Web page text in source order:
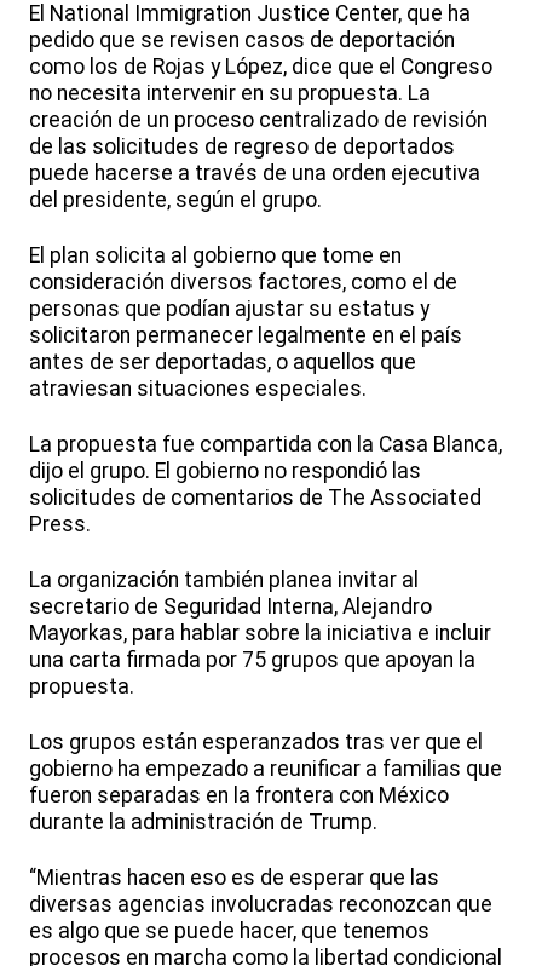
El National Immigration Justice Center, que ha
pedido que se revisen casos de deportación
como los de Rojas y López, dice que el Congreso
no necesita intervenir en su propuesta. La
creación de un proceso centralizado de revisión
de las solicitudes de regreso de deportados
puede hacerse a través de una orden ejecutiva
del presidente, según el grupo.
El plan solicita al gobierno que tome en
consideración diversos factores, como el de
personas que podían ajustar su estatus y
solicitaron permanecer legalmente en el país
antes de ser deportadas, o aquellos que
atraviesan situaciones especiales.
La propuesta fue compartida con la Casa Blanca,
dijo el grupo. El gobierno no respondió las
solicitudes de comentarios de The Associated
Press.
La organización también planea invitar al
secretario de Seguridad Interna, Alejandro
Mayorkas, para hablar sobre la iniciativa e incluir
una carta firmada por 75 grupos que apoyan la
propuesta.
Los grupos están esperanzados tras ver que el
gobierno ha empezado a reunificar a familias que
fueron separadas en la frontera con México
durante la administración de Trump.
“Mientras hacen eso es de esperar que las
diversas agencias involucradas reconozcan que
es algo que se puede hacer, que tenemos
procesos en marcha como la libertad condicional